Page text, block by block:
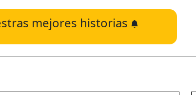
mejores historias